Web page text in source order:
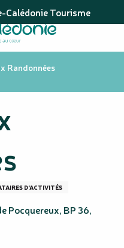
Calédonie Tourisme
Randonnées
D'ACTIVITÉS
Pocquereux, BP 36,